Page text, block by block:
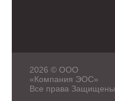
2026 © ООО
«Компания ЭОС»
Все права Защищены